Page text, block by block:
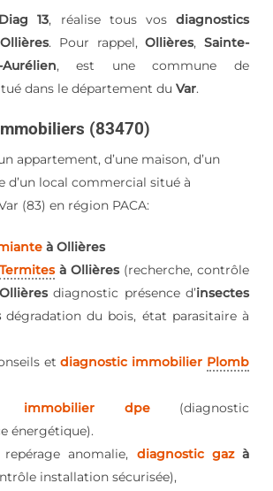
13, réalise tous vosdiagnostics
. Pour rappel,Ollières,Sainte-
, est une commune de
dans le département du Var.
(83470)
appartement, d’une maison, d’un
d’un local commercial situé à
(83) en région PACA:
à Ollières
Termitesà Ollières (recherche, contrôle
Ollièresdiagnostic présence d’insectes
dégradation du bois, état parasitaire à
etdiagnostic immobilier Plomb
immobilier dpe(diagnostic
énergétique).
anomalie, diagnostic gazà
installation sécurisée),